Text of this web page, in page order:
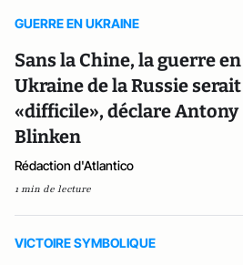
GUERRE EN UKRAINE
Sans la Chine, la guerre en
Ukraine de la Russie serait
«difficile», déclare Antony
Blinken
Rédaction d'Atlantico
1 min de lecture
VICTOIRE SYMBOLIQUE